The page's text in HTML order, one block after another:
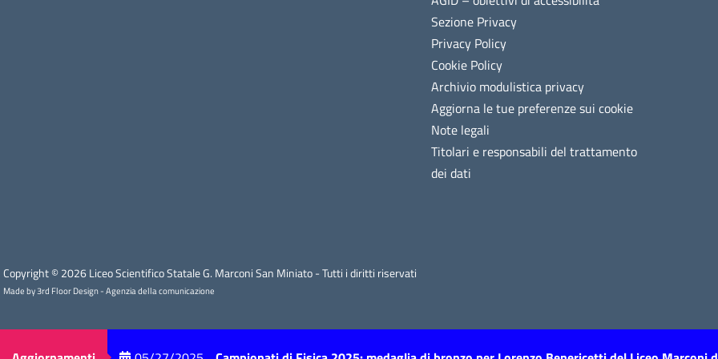
Sezione Privacy
Privacy Policy
Cookie Policy
Archivio modulistica privacy
Aggiorna le tue preferenze sui cookie
Note legali
Titolari e responsabili del trattamento
dei dati
Copyright © 2026 Liceo Scientifico Statale G. Marconi San Miniato - Tutti i diritti riservati
Made by 3rd Floor Design - Agenzia della comunicazione